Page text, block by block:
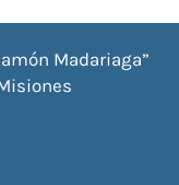
Madariaga”